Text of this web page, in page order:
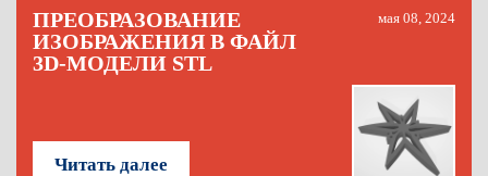
ПРЕОБРАЗОВАНИЕ
ИЗОБРАЖЕНИЯ В ФАЙЛ
3D-МОДЕЛИ STL
мая 08, 2024
Читать далее